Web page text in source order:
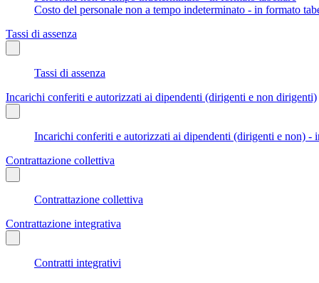
Costo del personale non a tempo indeterminato - in formato
Tassi di assenza
Tassi di assenza
Incarichi conferiti e autorizzati ai dipendenti (dirigenti e non dirigenti)
Incarichi conferiti e autorizzati ai dipendenti (dirigenti e non) -
Contrattazione collettiva
Contrattazione collettiva
Contrattazione integrativa
Contratti integrativi